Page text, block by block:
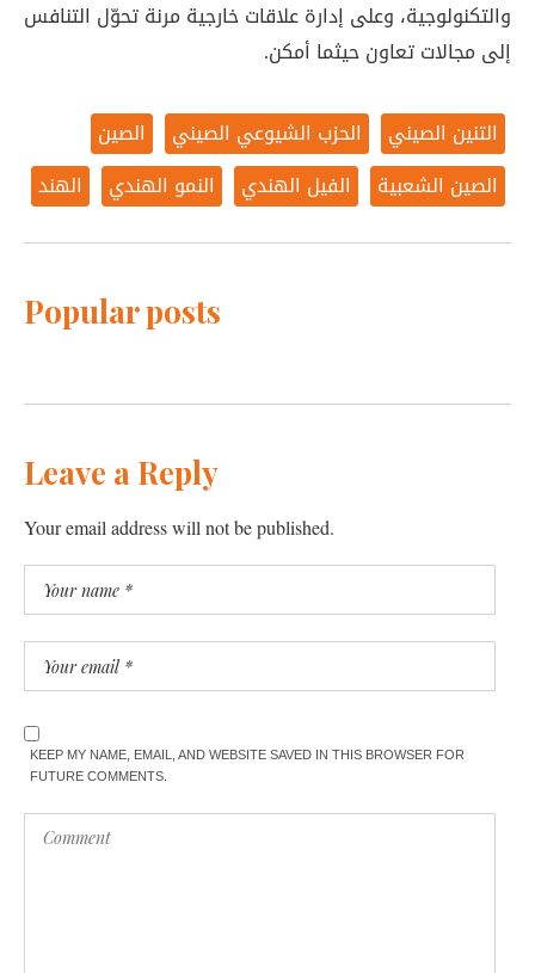
والتكنولوجية، وعلى إدارة علاقات خارجية مرنة تحوّل التنافس
إلى مجالات تعاون حيثما أمكن.
التنين الصيني الحزب الشيوعي الصيني
الصين
الصين الشعبية
الفيل الهندي النمو الهندي الهند
Popular posts
Leave a Reply
Your email address will not be published.
KEEP MY NAME, EMAIL, AND WEBSITE SAVED IN THIS BROWSER FOR
FUTURE COMMENTS.